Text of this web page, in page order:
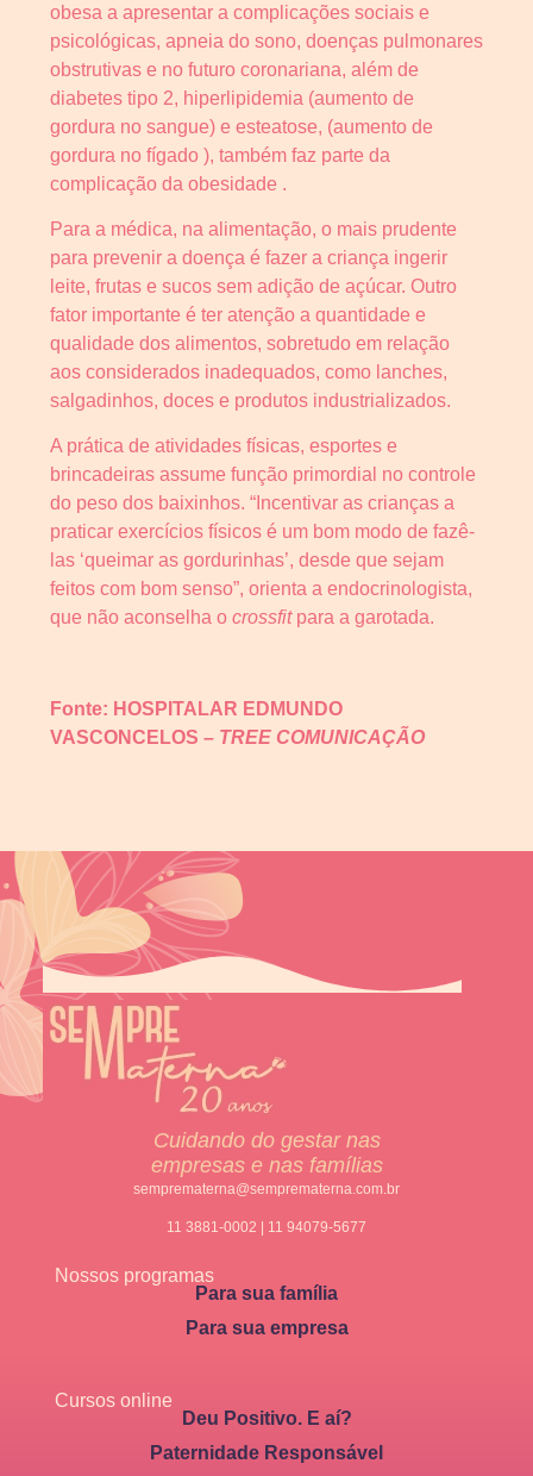
obesa a apresentar a complicações sociais e
psicológicas, apneia do sono, doenças pulmonares
obstrutivas e no futuro coronariana, além de
diabetes tipo 2, hiperlipidemia (aumento de
gordura no sangue) e esteatose, (aumento de
gordura no fígado ), também faz parte da
complicação da obesidade .
Para a médica, na alimentação, o mais prudente
para prevenir a doença é fazer a criança ingerir
leite, frutas e sucos sem adição de açúcar. Outro
fator importante é ter atenção a quantidade e
qualidade dos alimentos, sobretudo em relação
aos considerados inadequados, como lanches,
salgadinhos, doces e produtos industrializados.
A prática de atividades físicas, esportes e
brincadeiras assume função primordial no controle
do peso dos baixinhos. “Incentivar as crianças a
praticar exercícios físicos é um bom modo de fazê-
las ‘queimar as gordurinhas’, desde que sejam
feitos com bom senso”, orienta a endocrinologista,
que não aconselha o crossfitpara a garotada.
Fonte: HOSPITALAR EDMUNDO
VASCONCELOS – TREE COMUNICAÇÃO
Cuidando do gestar nas
empresas e nas famílias
semprematerna@semprematerna.com.br
11 3881-0002 | 11 94079-5677
Nossos programas
Para sua família
Para sua empresa
Cursos online
Deu Positivo. E aí?
Paternidade Responsável